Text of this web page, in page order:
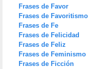
Frases de Favor
Frases de Favoritismo
Frases de Fe
Frases de Felicidad
Frases de Feliz
Frases de Feminismo
Frases de Ficción